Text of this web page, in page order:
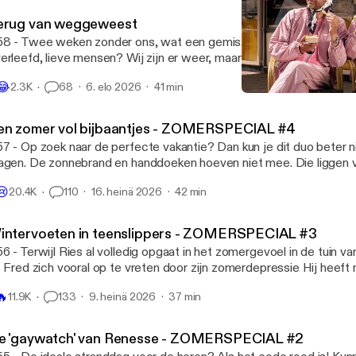
van weggeweest
- Twee weken zonder ons, wat een gemis. Hebben jullie het
lieve mensen? Wij zijn er weer, maar we hebben Jopie
in de zon laten liggen. Verder zijn we geen spat veranderd:
de stok met de moedermaffia én Fred doet waar hij goed in is:
🎧 Geproduceerd door Tonny Media 💖 Volg ons op Instagram en
@fredenries 🪩 Mail naar fredenries@tonnymedia.nl
2.3K 68 6. elo 2026 41 min
zomer vol bijbaantjes - ZOMERSPECIAL #4
- Op zoek naar de perfecte vakantie? Dan kun je dit duo beter
De zonnebrand en handdoeken hoeven niet mee. Die liggen
anders afleveren. Een pretpark bijvoorbeeld. Ries had er
door Tonny Media 💖 Volg ons op Instagram en
naar fredenries@tonnymedia.nl
20.4K 110 16. heinä 2026 42 min
in teenslippers - ZOMERSPECIAL #3
- Terwijl Ries al volledig opgaat in het zomergevoel in de tuin
Fred zich vooral op te vreten door zijn zomerdepressie Hij heeft
Om het iets aangenamer te maken voor zichzelf heeft hij
voetjes op het terras zitten, let dan even op je
is Ries een en al oor voor je hele levensverhaal. 🎧 Geproduceerd door Tonny
11.9K 133 9. heinä 2026 37 min
'gaywatch' van Renesse - ZOMERSPECIAL #2